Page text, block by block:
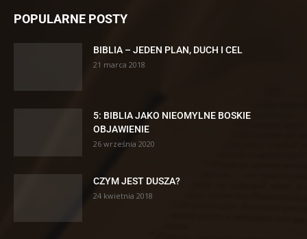
POPULARNE POSTY
BIBLIA – JEDEN PLAN, DUCH I CEL
21 marca 2018
5: BIBLIA JAKO NIEOMYLNE BOSKIE
OBJAWIENIE
26 września 2020
CZYM JEST DUSZA?
24 kwietnia 2018